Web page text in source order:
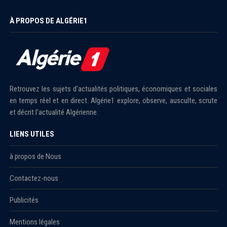
À PROPOS DE ALGÉRIE1
Retrouvez les sujets d'actualités politiques, économiques et sociales
en temps réel et en direct. Algérie1 explore, observe, ausculte, scrute
et décrit l'actualité Algérienne.
LIENS UTILES
à propos de Nous
Contactez-nous
Publicités
Mentions légales